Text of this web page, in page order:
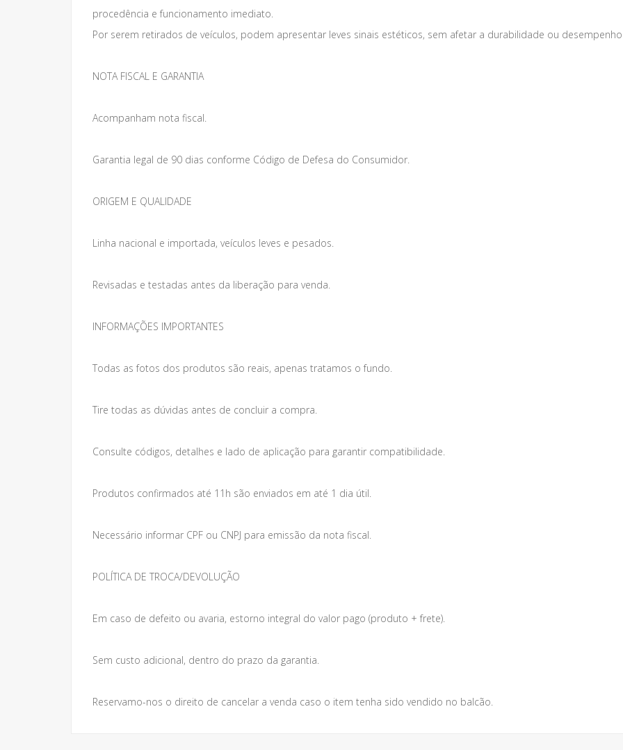
procedência e funcionamento imediato.
Por serem retirados de veículos, podem apresentar leves sinais estéticos, sem afetar a durabilidade ou
NOTA FISCAL E GARANTIA
Acompanham nota fiscal.
Garantia legal de 90 dias conforme Código de Defesa do Consumidor.
ORIGEM E QUALIDADE
Linha nacional e importada, veículos leves e pesados.
Revisadas e testadas antes da liberação para venda.
INFORMAÇÕES IMPORTANTES
Todas as fotos dos produtos são reais, apenas tratamos o fundo.
Tire todas as dúvidas antes de concluir a compra.
Consulte códigos, detalhes e lado de aplicação para garantir compatibilidade.
Produtos confirmados até 11h são enviados em até 1 dia útil.
Necessário informar CPF ou CNPJ para emissão da nota fiscal.
POLÍTICA DE TROCA/DEVOLUÇÃO
Em caso de defeito ou avaria, estorno integral do valor pago (produto + frete).
Sem custo adicional, dentro do prazo da garantia.
Reservamo-nos o direito de cancelar a venda caso o item tenha sido vendido no balcão.